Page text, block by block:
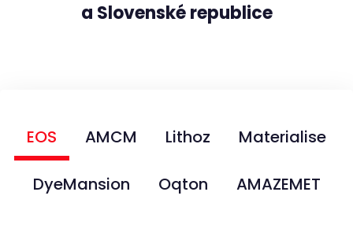
a Slovenské republice
EOS AMCM Lithoz Materialise
DyeMansion Oqton AMAZEMET